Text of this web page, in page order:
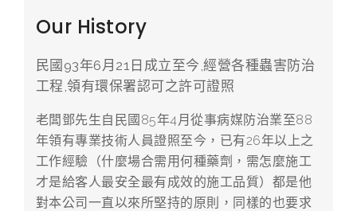
Our History
民國93年6月21日成立至今,經營各種蟲害防治
工程,領有環保署認可之許可證照
老闆鄧先生自民國85年4月從事病媒防治業至88
年領有專業技術人員證照至今，已有26年以上之
工作經驗（什麼場合需用何種藥劑，需怎麼施工
才是給客人最安全最有成效的施工品質）都是他
對本公司一直以來所堅持的原則，同樣的也要求